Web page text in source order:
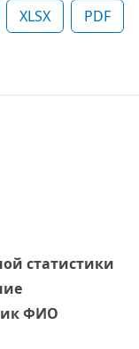
XLSX PDF
статистики
ФИО